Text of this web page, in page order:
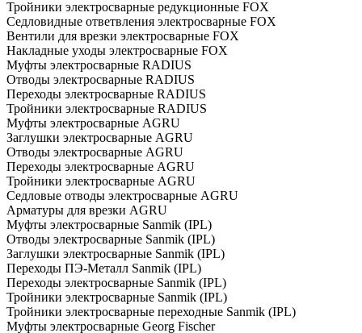
Тройники электросварные редукционные FOX
Седловидные ответвления электросварные FOX
Вентили для врезки электросварные FOX
Накладные уходы электросварные FOX
Муфты электросварные RADIUS
Отводы электросварные RADIUS
Переходы электросварные RADIUS
Тройники электросварные RADIUS
Муфты электросварные AGRU
Заглушки электросварные AGRU
Отводы электросварные AGRU
Переходы электросварные AGRU
Тройники электросварные AGRU
Седловые отводы электросварные AGRU
Арматуры для врезки AGRU
Муфты электросварные Sanmik (IPL)
Отводы электросварные Sanmik (IPL)
Заглушки электросварные Sanmik (IPL)
Переходы ПЭ-Металл Sanmik (IPL)
Переходы электросварные Sanmik (IPL)
Тройники электросварные Sanmik (IPL)
Тройники электросварные переходные Sanmik (IPL)
Муфты электросварные Georg Fischer